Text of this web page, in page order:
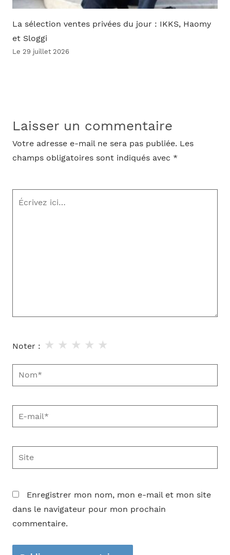
La sélection ventes privées du jour : IKKS, Haomy
et Sloggi
Le 29 juillet 2026
Laisser un commentaire
Votre adresse e-mail ne sera pas publiée. Les
champs obligatoires sont indiqués avec *
Écrivez
Noter : ★
★
★
★
★
Nom*
E-
mail*
Site
Enregistrer mon nom, mon e-mail et mon site
dans le navigateur pour mon prochain
commentaire.